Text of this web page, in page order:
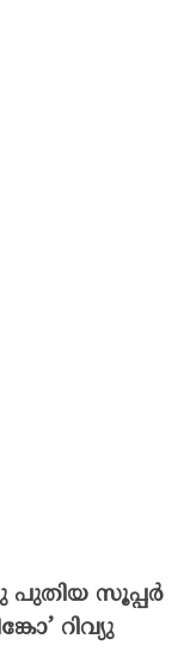
പുതിയ സൂപ്പർ
റിവ്യു